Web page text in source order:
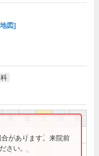
図]
祝
● ●
●
があります。来院前
さい。